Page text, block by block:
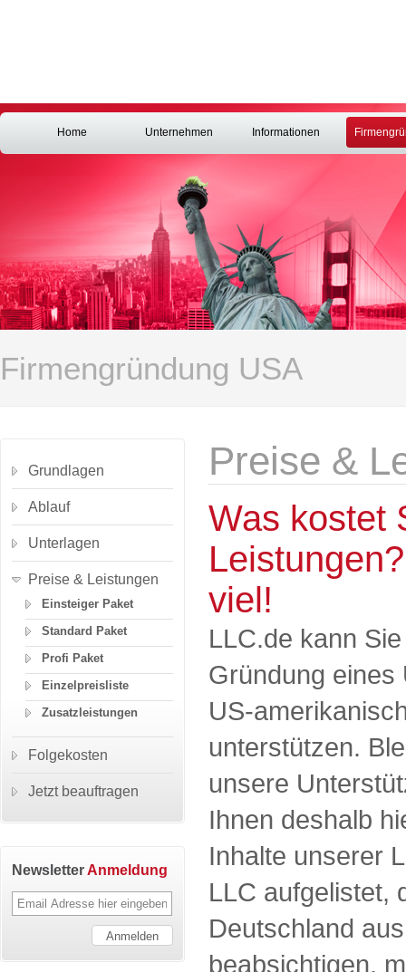
Home Unternehmen Informationen
Firmengründung USA
Preise &
Was kostet
viel!
LLC.de kann
Gründung eines
US-
unterstützen.
unsere
Ihnen deshalb
Inhalte unserer
LLC aufgelistet,
Deutschland
beabsichtigen,
Grundlagen
Ablauf
Unterlagen
Preise & Leistungen
Einsteiger Paket
Standard Paket
Profi Paket
Einzelpreisliste
Zusatzleistungen
Folgekosten
Jetzt beauftragen
NewsletterAnmeldung